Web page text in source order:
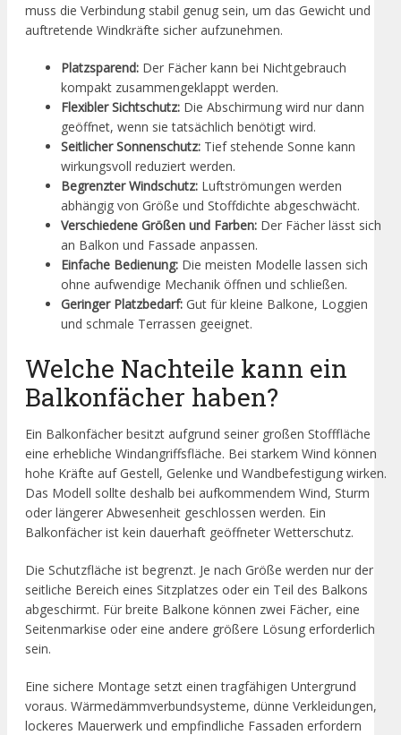
muss die Verbindung stabil genug sein, um das Gewicht und
auftretende Windkräfte sicher aufzunehmen.
Platzsparend: Der Fächer kann bei Nichtgebrauch
kompakt zusammengeklappt werden.
Flexibler Sichtschutz: Die Abschirmung wird nur dann
geöffnet, wenn sie tatsächlich benötigt wird.
Seitlicher Sonnenschutz: Tief stehende Sonne kann
wirkungsvoll reduziert werden.
Begrenzter Windschutz: Luftströmungen werden
abhängig von Größe und Stoffdichte abgeschwächt.
Verschiedene Größen und Farben: Der Fächer lässt sich
an Balkon und Fassade anpassen.
Einfache Bedienung: Die meisten Modelle lassen sich
ohne aufwendige Mechanik öffnen und schließen.
Geringer Platzbedarf: Gut für kleine Balkone, Loggien
und schmale Terrassen geeignet.
Welche Nachteile kann ein
Balkonfächer haben?
Ein Balkonfächer besitzt aufgrund seiner großen Stofffläche
eine erhebliche Windangriffsfläche. Bei starkem Wind können
hohe Kräfte auf Gestell, Gelenke und Wandbefestigung wirken.
Das Modell sollte deshalb bei aufkommendem Wind, Sturm
oder längerer Abwesenheit geschlossen werden. Ein
Balkonfächer ist kein dauerhaft geöffneter Wetterschutz.
Die Schutzfläche ist begrenzt. Je nach Größe werden nur der
seitliche Bereich eines Sitzplatzes oder ein Teil des Balkons
abgeschirmt. Für breite Balkone können zwei Fächer, eine
Seitenmarkise oder eine andere größere Lösung erforderlich
sein.
Eine sichere Montage setzt einen tragfähigen Untergrund
voraus. Wärmedämmverbundsysteme, dünne Verkleidungen,
lockeres Mauerwerk und empfindliche Fassaden erfordern